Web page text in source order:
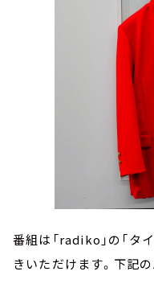
番組は「radiko」の「タ
きいただけます。下記